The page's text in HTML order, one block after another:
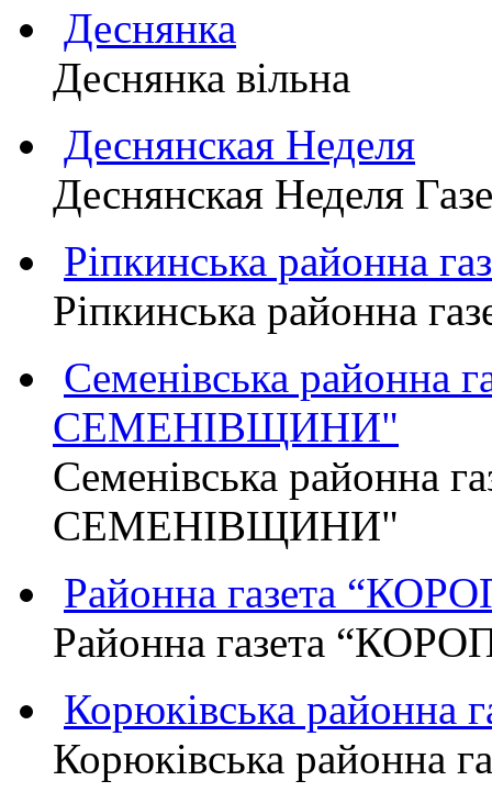
Деснянка
Деснянка вільна
Деснянская Неделя
Деснянская Неделя
Ріпкинська районна
Ріпкинська районна
Семенівська районна
СЕМЕНІВЩИНИ"
Семенівська районна
СЕМЕНІВЩИНИ"
Районна газета
Районна газета
Корюківська районна
Корюківська районна